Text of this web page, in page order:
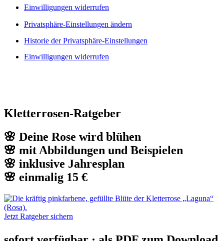
Einwilligungen widerrufen
Privatsphäre-Einstellungen ändern
Historie der Privatsphäre-Einstellungen
Einwilligungen widerrufen
Kletterrosen-Ratgeber
🌸 Deine Rose wird blühen
🌸 mit Abbildungen und Beispielen
🌸 inklusive Jahresplan
🌸 einmalig 15 €
Jetzt Ratgeber sichern